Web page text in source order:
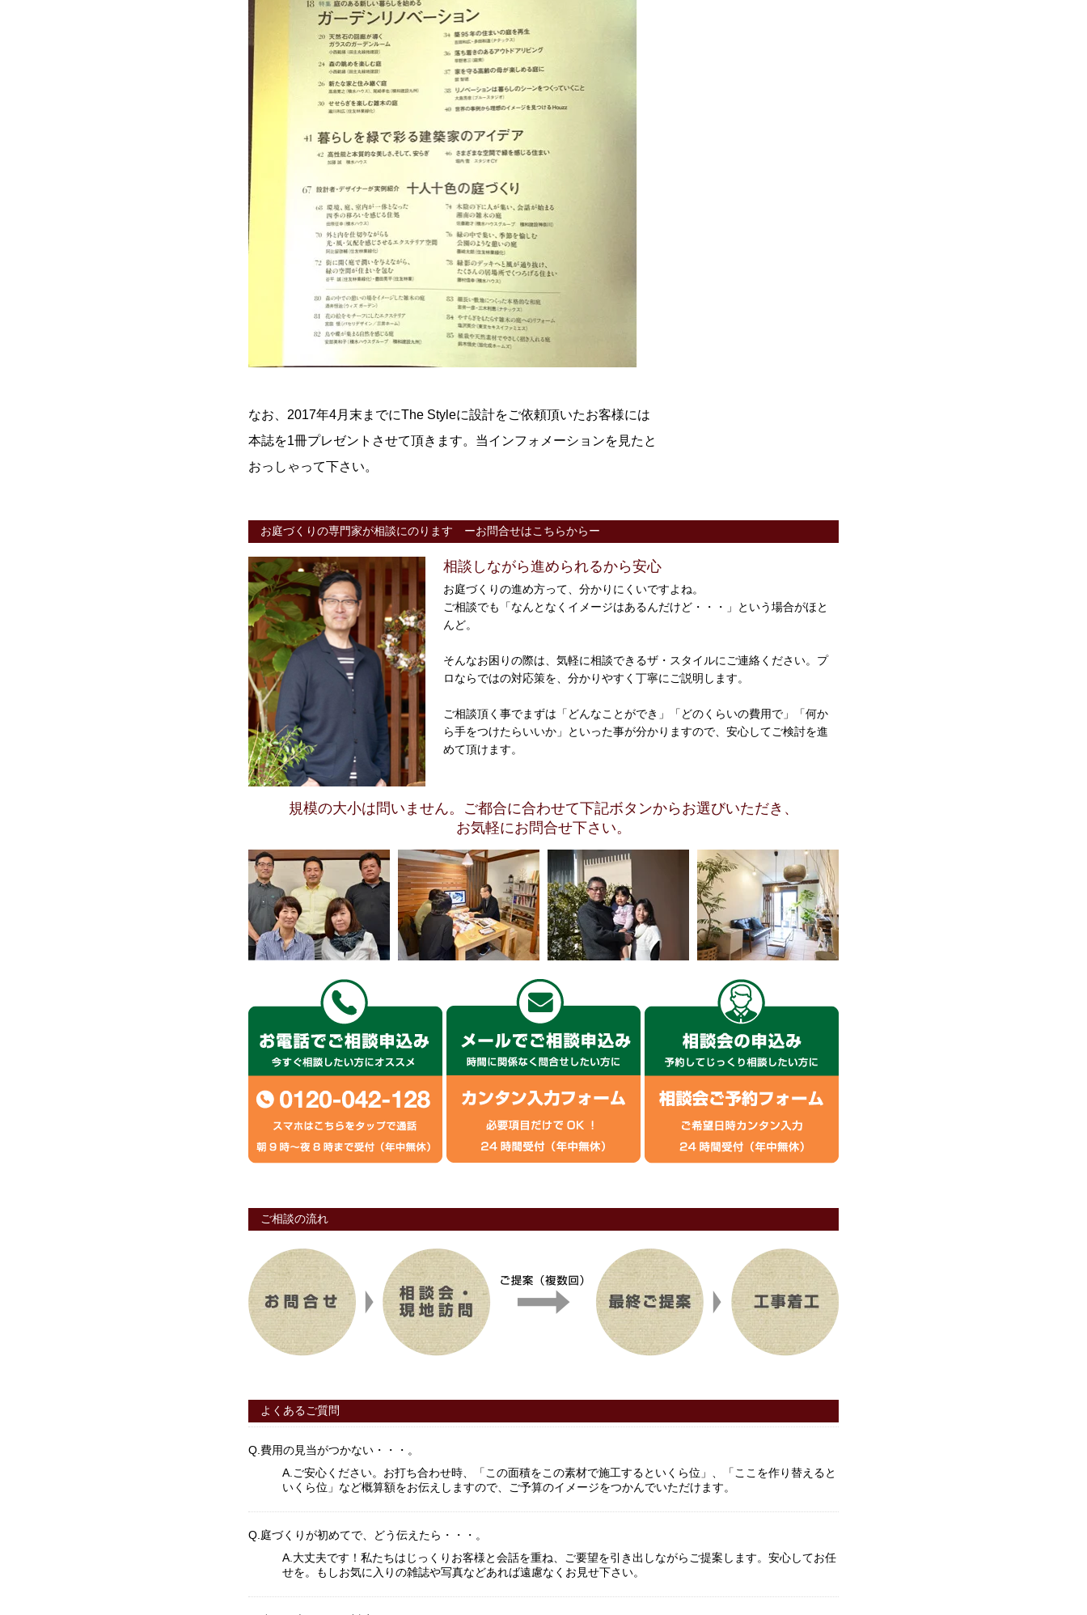
なお、2017年4月末までにThe Styleに設計をご依頼頂いたお客様には
本誌を1冊プレゼントさせて頂きます。当インフォメーションを見たと
おっしゃって下さい。
お庭づくりの専門家が相談にのります ーお問合せはこちらからー
相談しながら進められるから安心
お庭づくりの進め方って、分かりにくいですよね。
ご相談でも「なんとなくイメージはあるんだけど・・・」という場合がほと
んど。
そんなお困りの際は、気軽に相談できるザ・スタイルにご連絡ください。プ
ロならではの対応策を、分かりやすく丁寧にご説明します。
ご相談頂く事でまずは「どんなことができ」「どのくらいの費用で」「何か
ら手をつけたらいいか」といった事が分かりますので、安心してご検討を進
めて頂けます。
規模の大小は問いません。ご都合に合わせて下記ボタンからお選びいただき、
お気軽にお問合せ下さい。
ご相談の流れ
よくあるご質問
Q. 費用の見当がつかない・・・。
A. ご安心ください。お打ち合わせ時、「この面積をこの素材で施工するといくら位」、「ここを作り替えると
いくら位」など概算額をお伝えしますので、ご予算のイメージをつかんでいただけます。
Q. 庭づくりが初めてで、どう伝えたら・・・。
A. 大丈夫です！私たちはじっくりお客様と会話を重ね、ご要望を引き出しながらご提案します。安心してお任
せを。もしお気に入りの雑誌や写真などあれば遠慮なくお見せ下さい。